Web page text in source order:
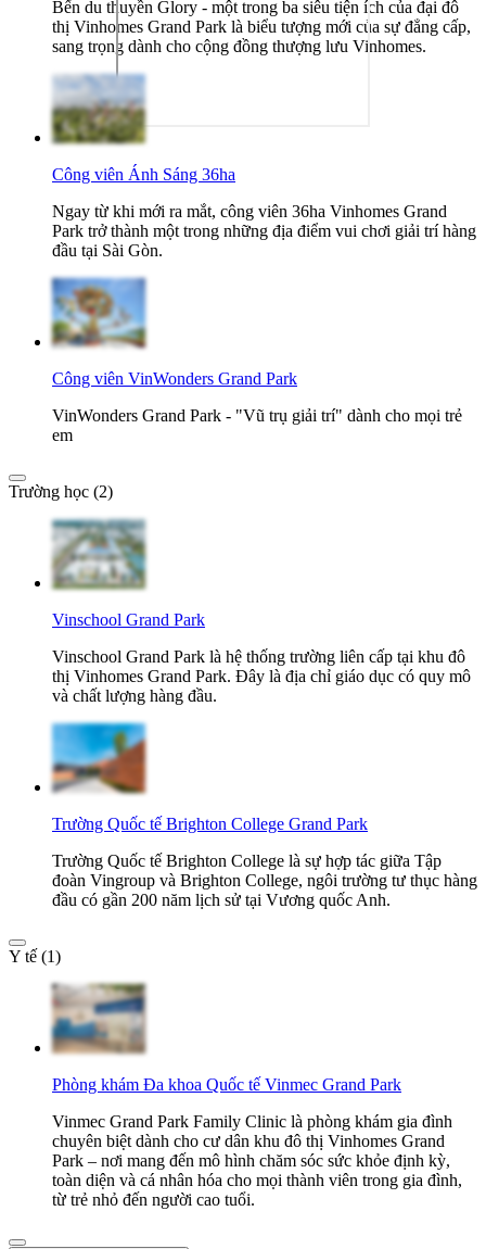
Bến du thuyền Glory - một trong ba siêu tiện ích của đại đô
thị Vinhomes Grand Park là biểu tượng mới của sự đẳng cấp,
sang trọng dành cho cộng đồng thượng lưu Vinhomes.
Công viên Ánh Sáng 36ha
Ngay từ khi mới ra mắt, công viên 36ha Vinhomes Grand
Park trở thành một trong những địa điểm vui chơi giải trí hàng
đầu tại Sài Gòn.
Công viên VinWonders Grand Park
VinWonders Grand Park - "Vũ trụ giải trí" dành cho mọi trẻ
em
Trường học (2)
Vinschool Grand Park
Vinschool Grand Park là hệ thống trường liên cấp tại khu đô
thị Vinhomes Grand Park. Đây là địa chỉ giáo dục có quy mô
và chất lượng hàng đầu.
Trường Quốc tế Brighton College Grand Park
Trường Quốc tế Brighton College là sự hợp tác giữa Tập
đoàn Vingroup và Brighton College, ngôi trường tư thục hàng
đầu có gần 200 năm lịch sử tại Vương quốc Anh.
Y tế (1)
Phòng khám Đa khoa Quốc tế Vinmec Grand Park
Vinmec Grand Park Family Clinic là phòng khám gia đình
chuyên biệt dành cho cư dân khu đô thị Vinhomes Grand
Park – nơi mang đến mô hình chăm sóc sức khỏe định kỳ,
toàn diện và cá nhân hóa cho mọi thành viên trong gia đình,
từ trẻ nhỏ đến người cao tuổi.